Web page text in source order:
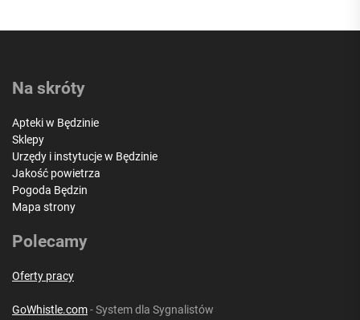
Na skróty
Apteki w Będzinie
Sklepy
Urzędy i instytucje w Będzinie
Jakość powietrza
Pogoda Będzin
Mapa strony
Polecamy
Oferty pracy
GoWhistle.com- System dla Sygnalistów